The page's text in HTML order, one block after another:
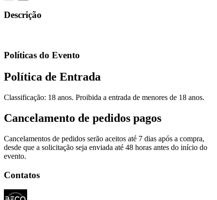
Descrição
Políticas do Evento
Política de Entrada
Classificação: 18 anos. Proibida a entrada de menores de 18 anos.
Cancelamento de pedidos pagos
Cancelamentos de pedidos serão aceitos até 7 dias após a compra,
desde que a solicitação seja enviada até 48 horas antes do início do
evento.
Contatos